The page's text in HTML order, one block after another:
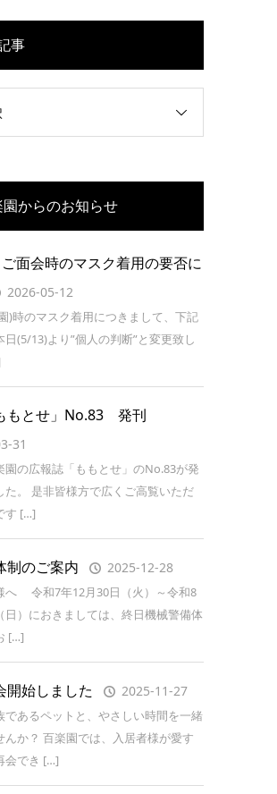
事
からのお知らせ
面会時のマスク着用の要否に
2026-05-12
)時のマスク着用につきまして、下記
(5/13)より”個人の判断”と変更致し
もとせ」No.83 発刊
31
園の広報誌「ももとせ」のNo.83が発
た。 是非皆様方で広くご高覧いただ
す […]
制のご案内 2025-12-28
へ 令和7年12月30日（火）～令和8
日）におきましては、終日機械警備体
[…]
開始しました 2025-11-27
であるペットと、やさしい時間を一緒
んか？ 百楽園では、入居者様が愛す
会でき […]